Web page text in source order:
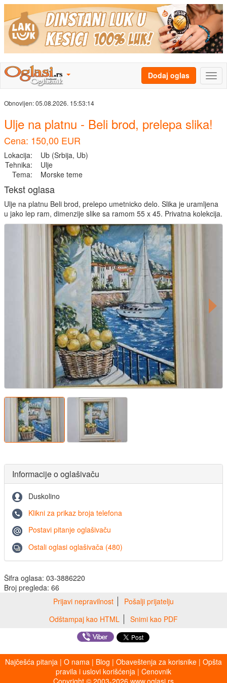
Dodaj oglas
Obnovljen:05.08.2026. 15:53:14
Ulje na platnu - Beli brod, prelepa slika!
Cena: 150,00 EUR
Lokacija:
Ub (Srbija, Ub)
Tehnika:
Ulje
Tema:
Morske teme
Tekst oglasa
Ulje na platnu Beli brod, prelepo umetnicko delo. Slika je uramljena
u jako lep ram, dimenzije slike sa ramom 55 x 45. Privatna kolekcija.
Informacije o oglašivaču
Duskolino
Klikni za prikaz broja telefona
Postavi pitanje oglašivaču
Ostali oglasi oglašivača (480)
Šifra oglasa: 03-3886220
Broj pregleda: 66
Prijavi nepravilnost
Pošalji prijatelju
Odštampaj kao HTML
Snimi kao PDF
Najčešća pitanja | O nama | Blog | Obaveštenja za korisnike | Opšta
pravila i uslovi korišćenja | Cenovnik
Copyright © 2003-2026 www.oglasi.rs